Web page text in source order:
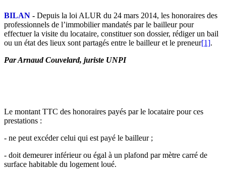
BILAN - Depuis la loi ALUR du 24 mars 2014, les honoraires des
professionnels de l’immobilier mandatés par le bailleur pour
effectuer la visite du locataire, constituer son dossier, rédiger un bail
ou un état des lieux sont partagés entre le bailleur et le preneur[1].
Par Arnaud Couvelard, juriste UNPI
Le montant TTC des honoraires payés par le locataire pour ces
prestations :
- ne peut excéder celui qui est payé le bailleur ;
- doit demeurer inférieur ou égal à un plafond par mètre carré de
surface habitable du logement loué.